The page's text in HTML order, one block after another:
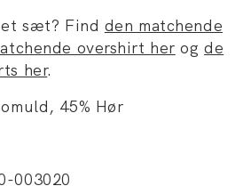
sæt? Find den matchende
overshirt her ogde
her.
45% Hør
003020